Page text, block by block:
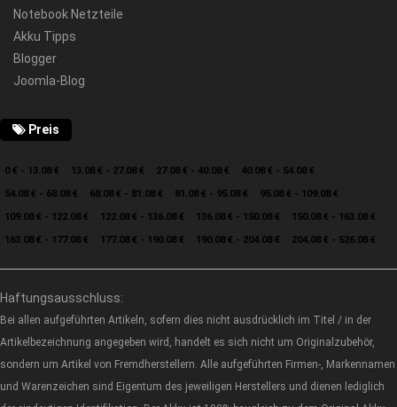
Notebook Netzteile
Akku Tipps
Blogger
Joomla-Blog
Preis
0 € - 13.08 € 13.08 € - 27.08 € 27.08 € - 40.08 €
40.08 € - 54.08 €
54.08 € - 68.08 €
68.08 € - 81.08 € 81.08 € - 95.08 €
95.08 € - 109.08 €
109.08 € - 122.08 €
122.08 € - 136.08 € 136.08 € - 150.08 €
150.08 € - 163.08 €
163.08 € - 177.08 €
177.08 € - 190.08 € 190.08 € - 204.08 € 204.08 € - 526.08 €
Haftungsausschluss:
Bei allen aufgeführten Artikeln, sofern dies nicht ausdrücklich im Titel / in der
Artikelbezeichnung angegeben wird, handelt es sich nicht um Originalzubehör,
sondern um Artikel von Fremdherstellern. Alle aufgeführten Firmen-, Markennamen
und Warenzeichen sind Eigentum des jeweiligen Herstellers und dienen lediglich